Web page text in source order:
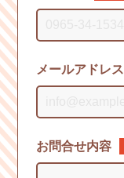
メールアドレス
お問合せ内容